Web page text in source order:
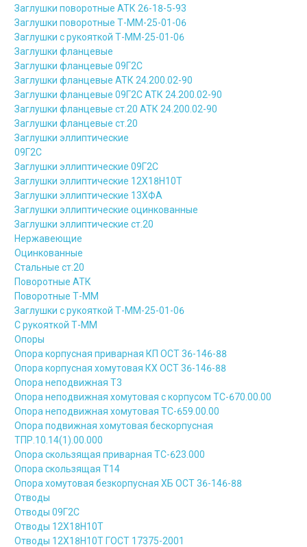
Заглушки поворотные АТК 26-18-5-93
Заглушки поворотные Т-ММ-25-01-06
Заглушки с рукояткой Т-ММ-25-01-06
Заглушки фланцевые
Заглушки фланцевые 09Г2С
Заглушки фланцевые АТК 24.200.02-90
Заглушки фланцевые 09Г2С АТК 24.200.02-90
Заглушки фланцевые ст.20 АТК 24.200.02-90
Заглушки фланцевые ст.20
Заглушки эллиптические
09Г2С
Заглушки эллиптические 09Г2С
Заглушки эллиптические 12Х18Н10Т
Заглушки эллиптические 13ХФА
Заглушки эллиптические оцинкованные
Заглушки эллиптические ст.20
Нержавеющие
Оцинкованные
Стальные ст.20
Поворотные АТК
Поворотные Т-ММ
Заглушки с рукояткой Т-ММ-25-01-06
С рукояткой Т-ММ
Опоры
Опора корпусная приварная КП ОСТ 36-146-88
Опора корпусная хомутовая КХ ОСТ 36-146-88
Опора неподвижная Т3
Опора неподвижная хомутовая с корпусом ТС-670.00.00
Опора неподвижная хомутовая ТС-659.00.00
Опора подвижная хомутовая бескорпусная
ТПР.10.14(1).00.000
Опора скользящая приварная ТС-623.000
Опора скользящая Т14
Опора хомутовая безкорпусная ХБ ОСТ 36-146-88
Отводы
Отводы 09Г2С
Отводы 12Х18Н10Т
Отводы 12Х18Н10Т ГОСТ 17375-2001